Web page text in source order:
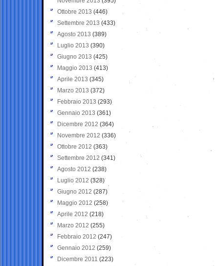
Ottobre 2013 (446)
Settembre 2013 (433)
Agosto 2013 (389)
Luglio 2013 (390)
Giugno 2013 (425)
Maggio 2013 (413)
Aprile 2013 (345)
Marzo 2013 (372)
Febbraio 2013 (293)
Gennaio 2013 (361)
Dicembre 2012 (364)
Novembre 2012 (336)
Ottobre 2012 (363)
Settembre 2012 (341)
Agosto 2012 (238)
Luglio 2012 (328)
Giugno 2012 (287)
Maggio 2012 (258)
Aprile 2012 (218)
Marzo 2012 (255)
Febbraio 2012 (247)
Gennaio 2012 (259)
Dicembre 2011 (223)